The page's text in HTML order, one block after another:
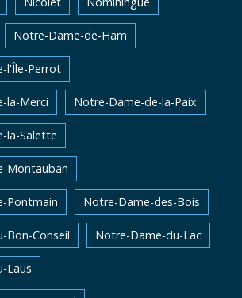
Notre-Dame-de-Ham
l'Île-Perrot
la-Merci Notre-Dame-de-la-Paix
la-Salette
Montauban
Pontmain Notre-Dame-des-Bois
Bon-Conseil Notre-Dame-du-Lac
Laus